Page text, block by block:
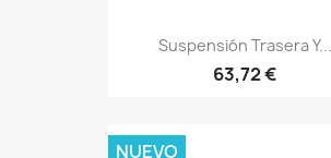
Suspensión Trasera Y...
63,72 €
NUEVO